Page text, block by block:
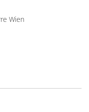
Wien